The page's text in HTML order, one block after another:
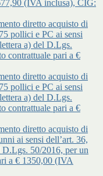
(IVA inclusa), CIG:
diretto acquisto di
pollici e PC ai sensi
a) del D.Lgs.
contrattuale pari a €
diretto acquisto di
pollici e PC ai sensi
a) del D.Lgs.
contrattuale pari a €
diretto acquisto di
ai sensi dell’art. 36,
D.Lgs. 50/2016, per un
a € 1350,00 (IVA